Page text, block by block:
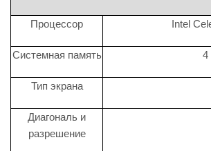
Процессор Intel
Системная память 4
Тип экрана
Диагональ и
разрешение